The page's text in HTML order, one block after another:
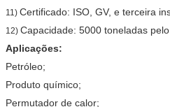
11) Certificado: ISO, GV, e terceira
12) Capacidade: 5000 toneladas
Aplicações:
Petróleo;
Produto químico;
Permutador de calor;